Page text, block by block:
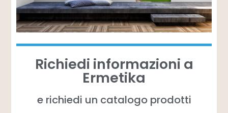
Richiedi informazioni a
Ermetika
e richiedi un catalogo prodotti